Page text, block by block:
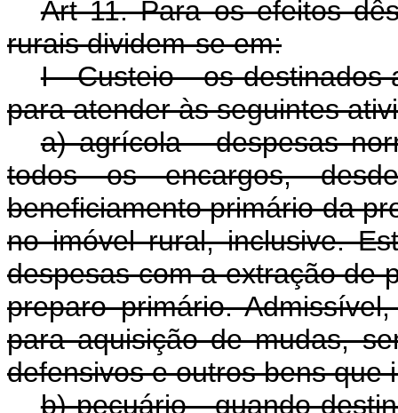
Art 11. Para os efeitos
rurais dividem-se em:
I - Custeio - os destinados
para atender às seguintes
a) agrícola - despesas
todos os encargos,
beneficiamento primário da
no imóvel rural, inclusive.
despesas com a extração de
preparo primário.
para aquisição de mudas,
defensivos e outros bens que
b) pecuário - quando